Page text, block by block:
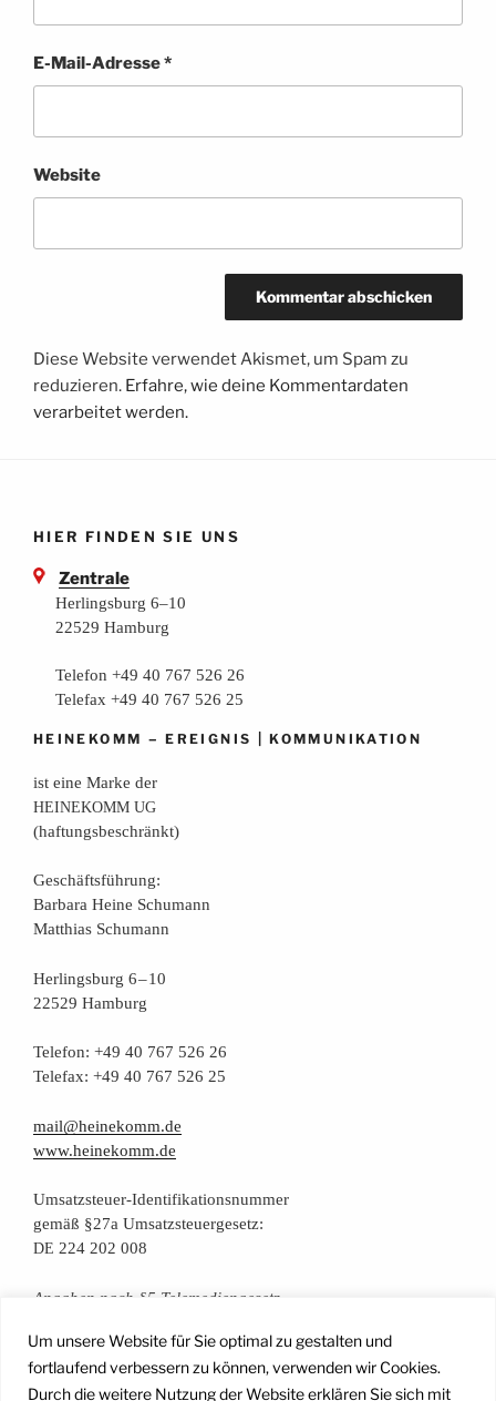
Um unsere Website für Sie optimal zu gestalten und
fortlaufend verbessern zu können, verwenden wir Cookies.
Durch die weitere Nutzung der Website erklären Sie sich mit
E-Mail-Adresse*
Website
Diese Website verwendet Akismet, um Spam zu
reduzieren. Erfahre, wie deine Kommentardaten
verarbeitet werden.
HIER FINDEN SIE UNS
Zentrale
Herlingsburg 6–10
22529 Hamburg
Telefon +49 40 767 526 26
Telefax +49 40 767 526 25
HEINEKOMM –EREIGNIS |KOMMUNIKATION
ist eine Mar­ke der
HEINEKOMM UG
(haf­tungs­be­schränkt)
Geschäfts­füh­rung:
Bar­ba­ra Hei­ne Schumann
Mat­thi­as Schumann
Her­lings­burg 6 – 10
22529 Hamburg
Tele­fon: +49 40 767 526 26
Tele­fax: +49 40 767 526 25
mail@heinekomm.de
www.heinekomm.de
Umsatz­steu­er-Iden­ti­fi­ka­ti­ons­num­mer
gemäß §27a Umsatzsteuergesetz:
DE 224 202 008
Anga­ben nach §5 Telemediengesetz
Daten­schutz­er­klä­rung